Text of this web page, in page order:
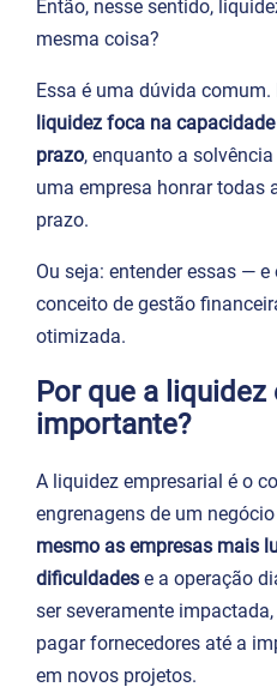
Então, nesse sentido,
mesma coisa?
Essa é uma dúvida comum.
liquidez foca na
prazo, enquanto a
uma empresa honrar todas
prazo.
Ou seja: entender essas —
conceito de gestão
otimizada.
Por que a
importante?
A liquidez empresarial é o
engrenagens de um
mesmo as empresas mais
dificuldades e a operação
ser severamente
pagar fornecedores até a
em novos projetos.